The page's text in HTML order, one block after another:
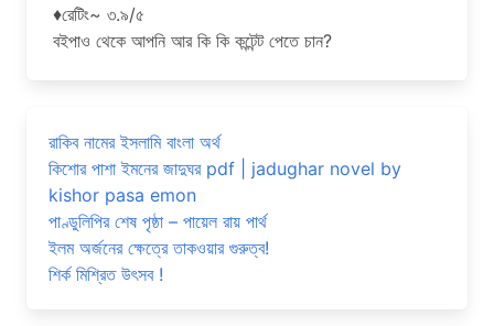
♦️রেটিং~ ৩.৯/৫
বইপাও থেকে আপনি আর কি কি কন্টেন্ট পেতে চান?
রাকিব নামের ইসলামি বাংলা অর্থ
কিশোর পাশা ইমনের জাদুঘর pdf | jadughar novel by
kishor pasa emon
পাণ্ডুলিপির শেষ পৃষ্ঠা – পায়েল রায় পার্থ
ইলম অর্জনের ক্ষেত্রে তাকওয়ার গুরুত্ব!
শির্ক মিশ্রিত উৎসব !